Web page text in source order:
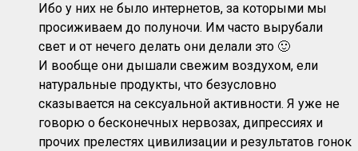
Ибо у них не было интернетов, за которыми мы
просиживаем до полуночи. Им часто вырубали
свет и от нечего делать они делали это 🙂
И вообще они дышали свежим воздухом, ели
натуральные продукты, что безусловно
сказывается на сексуальной активности. Я уже не
говорю о бесконечных нервозах, дипрессиях и
прочих прелестях цивилизации и результатов гонок